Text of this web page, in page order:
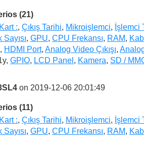
(21)
Kart :, Çıkış Tarihi, Mikroişlemci, İşlemci
, GPU, CPU Frekansı, RAM,
, HDMI Port, Analog Video Çıkışı,
GPIO, LCD Panel , Kamera, SD /
on 2019-12-06 20:01:49
(11)
Kart :, Çıkış Tarihi, Mikroişlemci, İşlemci
, GPU, CPU Frekansı, RAM,